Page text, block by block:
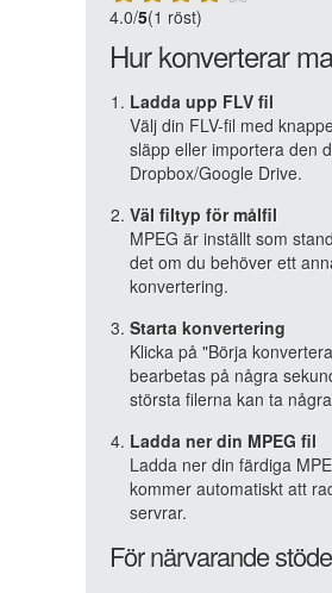
4.0/5(1 röst)
Hur konverterar
Ladda upp FLV fil
Välj din FLV-fil med
släpp eller importera den
Dropbox/Google Drive.
Väl filtyp för målfil
MPEG är inställt som
det om du behöver ett
konvertering.
Starta konvertering
Klicka på "Börja
bearbetas på några
största filerna kan ta
Ladda ner din MPEG fil
Ladda ner din färdiga
kommer automatiskt att
servrar.
För närvarande